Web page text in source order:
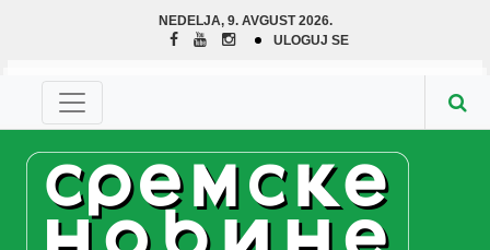
NEDELJA, 9. AVGUST 2026.
ULOGUJ SE